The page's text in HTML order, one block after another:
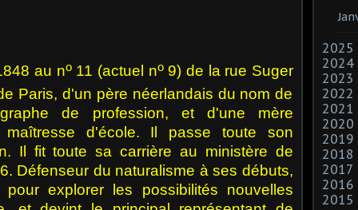
au no11 (actuel no9) de la rue Suger
Paris, d'un père néerlandais du nom de
de profession, et d'une mère
maîtresse d'école. Il passe toute son
Il fit toute sa carrière au ministère de
Défenseur du naturalisme à ses débuts,
explorer les possibilités nouvelles
2025
2024
2023
2022
2021
2020
2019
2018
2017
2016
2015